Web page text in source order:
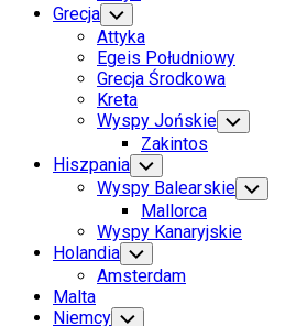
Grecja Toggle
Child
Menu
Attyka
Egeis Południowy
Grecja Środkowa
Kreta
Wyspy Jońskie Toggle
Child
Zakintos
Hiszpania Toggle
Child
Menu
Wyspy Balearskie Toggle
Child
Mallorca
Wyspy Kanaryjskie
Holandia Toggle
Child
Menu
Amsterdam
Malta
Niemcy Toggle